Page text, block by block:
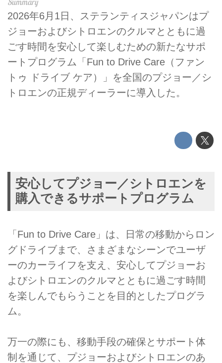
2026年6月1日、ステランティスジャパンはプ
ジョーおよびシトロエンのクルマとともに過
ごす時間を安心して楽しむための新たなサポ
ートプログラム「Fun to Drive Care（ファン
トゥ ドライブ ケア）」を全国のプジョー／シ
トロエンの正規ディーラーに導入した。
安心してプジョー／シトロエンを
購入できるサポートプログラム
「Fun to Drive Care」は、日常の移動からロン
グドライブまで、さまざまなシーンでユーザ
ーのカーライフを支え、安心してプジョーお
よびシトロエンのクルマとともに過ごす時間
を楽しんでもらうことを目的としたプログラ
ム。
万一の際にも、移動手段の確保とサポート体
制を通じて、プジョーおよびシトロエンのあ